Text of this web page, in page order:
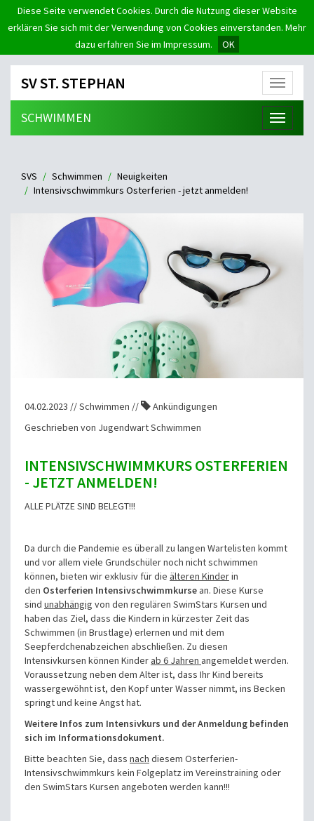
Diese Seite verwendet Cookies. Durch die Nutzung dieser Website
erklären Sie sich mit der Verwendung von Cookies einverstanden. Mehr
dazu erfahren Sie im Impressum.
OK
Menü
SV ST. STEPHAN
Menü
SCHWIMMEN
SVS Schwimmen
Neuigkeiten
Intensivschwimmkurs Osterferien - jetzt anmelden!
04.02.2023 // Schwimmen //
Ankündigungen
Geschrieben von Jugendwart Schwimmen
INTENSIVSCHWIMMKURS OSTERFERIEN
- JETZT ANMELDEN!
ALLE PLÄTZE SIND BELEGT!!!
Da durch die Pandemie es überall zu langen Wartelisten kommt
und vor allem viele Grundschüler noch nicht schwimmen
können, bieten wir exklusiv für die älteren Kinderin
den Osterferien Intensivschwimmkurse an. Diese Kurse
sind unabhängig von den regulären SwimStars Kursen und
haben das Ziel, dass die Kindern in kürzester Zeit das
Schwimmen (in Brustlage) erlernen und mit dem
Seepferdchenabzeichen abschließen. Zu diesen
Intensivkursen können Kinder ab 6 Jahren angemeldet werden.
Voraussetzung neben dem Alter ist, dass Ihr Kind bereits
wassergewöhnt ist, den Kopf unter Wasser nimmt, ins Becken
springt und keine Angst hat.
Weitere Infos zum Intensivkurs und der Anmeldung befinden
sich im Informationsdokument.
Bitte beachten Sie, dass nach diesem Osterferien-
Intensivschwimmkurs kein Folgeplatz im Vereinstraining oder
den SwimStars Kursen angeboten werden kann!!!